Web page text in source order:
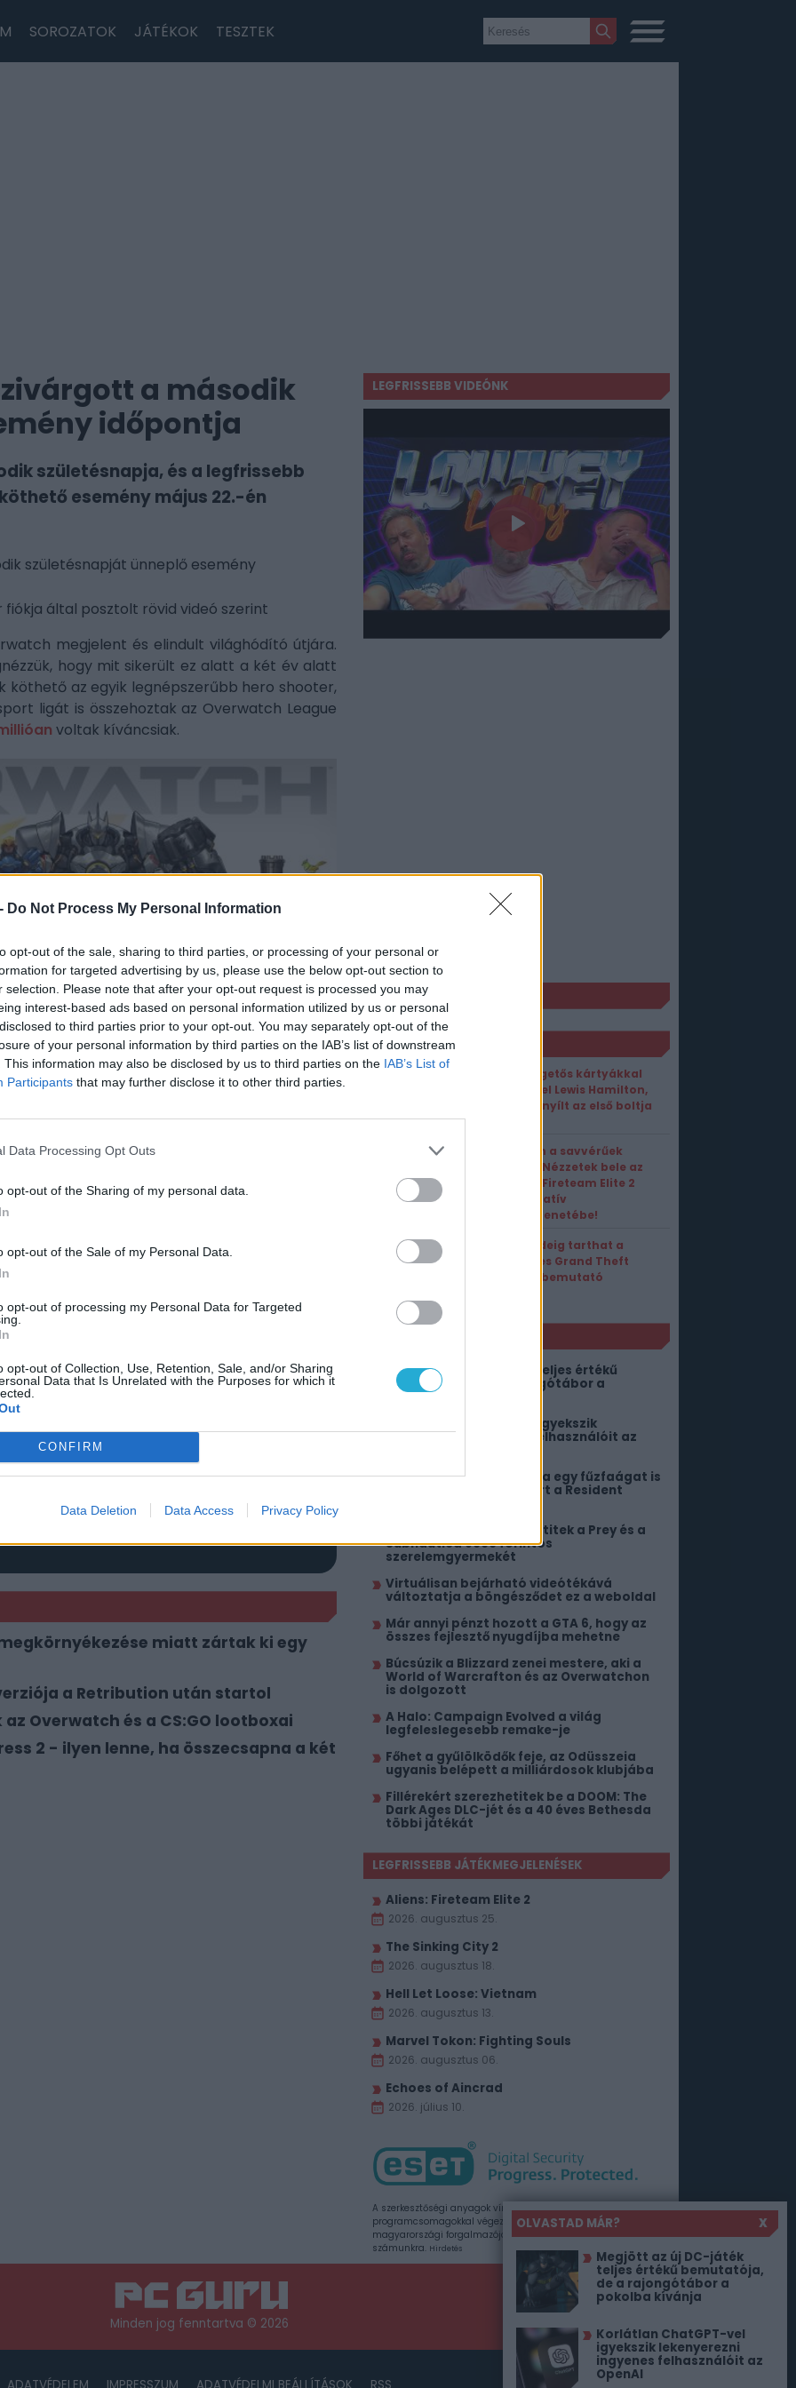
Do Not Process My Personal Information
opt-out of the sale, sharing to third parties, or processing of your personal or
for targeted advertising by us, please use the below opt-out section to
selection. Please note that after your opt-out request is processed you may
interest-based ads based on personal information utilized by us or personal
to third parties prior to your opt-out. You may separately opt-out of the
of your personal information by third parties on the IAB’s list of downstream
This information may also be disclosed by us to third parties on the IAB’s List of
Participants that may further disclose it to other third parties.
Data Processing Opt Outs
opt-out of the Sharing of my personal data.
opt-out of the Sale of my Personal Data.
opt-out of processing my Personal Data for Targeted
opt-out of Collection, Use, Retention, Sale, and/or Sharing
Data that Is Unrelated with the Purposes for which it
CONFIRM
Data Deletion Data Access Privacy Policy
SOROZATOK JÁTÉKOK TESZTEK
a második
időpontja
születésnapja, és a legfrissebb
esemény május 22.-én
születésnapját ünneplő esemény
által posztolt rövid videó szerint
megjelent és elindult világhódító útjára.
hogy mit sikerült ez alatt a két év alatt
köthető az egyik legnépszerűbb hero shooter,
ligát is összehoztak az Overwatch League
voltak kíváncsiak.
mikor kezdődik a második születésnapot
történt szivárgásnak. Az Overwatch brazil
rövid kis videót, mely egyértelműen május
azt is elárulja, hogy régebbi skinek és
természetesen azóta már törölték, azonban
nem lehet leszedni onnan.
hogy a PC Guru tartalmairól véletlenül
miatt zártak ki egy
a Retribution után startol
Overwatch és a CS:GO lootboxai
2 - ilyen lenne, ha összecsapna a két
OLVASTAD MÁR?
X
Megjött az új DC-játék
teljes értékű bemutatója,
de a rajongótábor a
pokolba kívánja
Korlátlan ChatGPT-vel
igyekszik lekenyerezni
ingyenes felhasználóit az
OpenAI
LEGFRISSEBB VIDEÓNK
CÍMKÉK
ESPORT1 HÍREK
Gyűjtögetős kártyákkal
bizniszel Lewis Hamilton,
meg is nyílt az első boltja
Négyen a savvérűek
ellen – Nézzetek bele az
Aliens: Fireteam Elite 2
kooperatív
játékmenetébe!
Ennyi ideig tarthat a
netflixes Grand Theft
Auto 6 bemutató
Megjött az új DC-játék teljes értékű
bemutatója, de a rajongótábor a
pokolba kívánja
Korlátlan ChatGPT-vel igyekszik
lekenyerezni ingyenes felhasználóit az
A Megszállottság sztárja egy fűzfaágat is
kettétörne egy szerepért a Resident
Most ingyen bezsebelhetitek a Prey és a
Subnautica 9000 forintos
szerelemgyermekét
Virtuálisan bejárható videótékává
változtatja a böngésződet ez a weboldal
Már annyi pénzt hozott a GTA 6, hogy az
összes fejlesztő nyugdíjba mehetne
Búcsúzik a Blizzard zenei mestere, aki a
World of Warcrafton és az Overwatchon
is dolgozott
A Halo: Campaign Evolved a világ
legfeleslegesebb remake-je
Főhet a gyűlölködők feje, az Odüsszeia
ugyanis belépett a milliárdosok klubjába
Fillérekért szerezhetitek be a DOOM: The
Dark Ages DLC-jét és a 40 éves Bethesda
többi játékát
LEGFRISSEBB JÁTÉKMEGJELENÉSEK
Aliens: Fireteam Elite 2
2026. augusztus 25.
The Sinking City 2
2026. augusztus 18.
Hell Let Loose: Vietnam
2026. augusztus 13.
Marvel Tokon: Fighting Souls
2026. augusztus 06.
Echoes of Aincrad
2026. július 10.
A szerkesztőségi anyagok vírusellenőrzését az ESET
programcsomagokkal végezzük, amelyet a szoftver
magyarországi forgalmazója, a Sicontact Kft. biztosít
számunkra. Hirdetés
Minden jog fenntartva © 2026